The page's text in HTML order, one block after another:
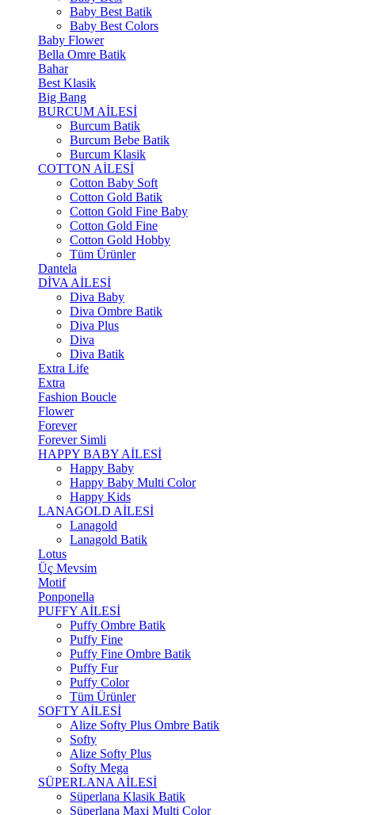
Baby Best Batik
Baby Best Colors
Baby Flower
Bella Omre Batik
Bahar
Best Klasik
Big Bang
BURCUM AİLESİ
Burcum Batik
Burcum Bebe Batik
Burcum Klasik
COTTON AİLESİ
Cotton Baby Soft
Cotton Gold Batik
Cotton Gold Fine Baby
Cotton Gold Fine
Cotton Gold Hobby
Tüm Ürünler
Dantela
DİVA AİLESİ
Diva Baby
Diva Ombre Batik
Diva Plus
Diva
Diva Batik
Extra Life
Extra
Fashion Boucle
Flower
Forever
Forever Simli
HAPPY BABY AİLESİ
Happy Baby
Happy Baby Multi Color
Happy Kids
LANAGOLD AİLESİ
Lanagold
Lanagold Batik
Lotus
Üç Mevsim
Motif
Ponponella
PUFFY AİLESİ
Puffy Ombre Batik
Puffy Fine
Puffy Fine Ombre Batik
Puffy Fur
Puffy Color
Tüm Ürünler
SOFTY AİLESİ
Alize Softy Plus Ombre Batik
Softy
Alize Softy Plus
Softy Mega
SÜPERLANA AİLESİ
Süperlana Klasik Batik
Süperlana Maxi Multi Color